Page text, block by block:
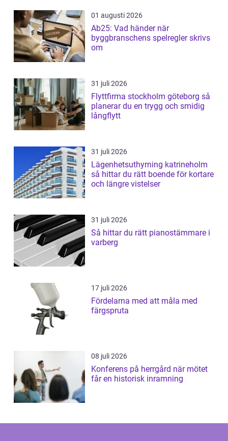
01 augusti 2026
Ab25: Vad händer när
byggbranschens spelregler skrivs
om
31 juli 2026
Flyttfirma stockholm göteborg så
planerar du en trygg och smidig
långflytt
31 juli 2026
Lägenhetsuthyrning katrineholm
så hittar du rätt boende för kortare
och längre vistelser
31 juli 2026
Så hittar du rätt pianostämmare i
varberg
17 juli 2026
Fördelarna med att måla med
färgspruta
08 juli 2026
Konferens på herrgård när mötet
får en historisk inramning